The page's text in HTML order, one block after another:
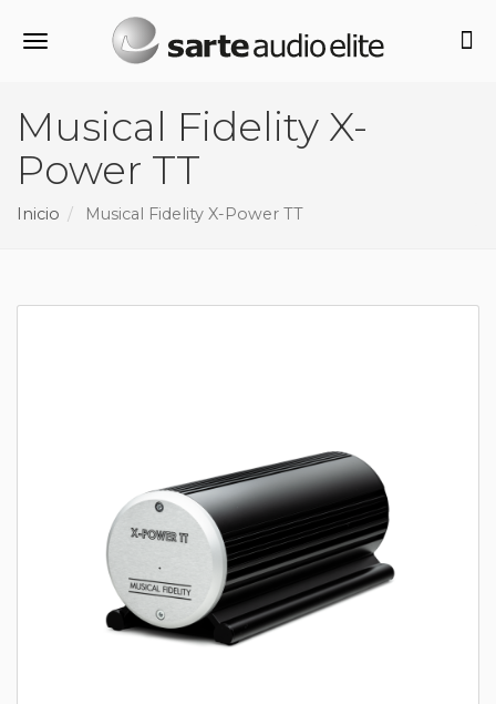
Alternar navegación
Musical Fidelity X-
Power TT
Inicio Musical Fidelity X-Power TT